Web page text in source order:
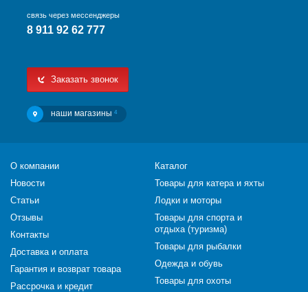
связь через мессенджеры
8 911 92 62 777
Заказать звонок
наши магазины 4
О компании
Новости
Статьи
Отзывы
Контакты
Доставка и оплата
Гарантия и возврат товара
Рассрочка и кредит
Каталог
Товары для катера и яхты
Лодки и моторы
Товары для спорта и
отдыха (туризма)
Товары для рыбалки
Одежда и обувь
Товары для охоты